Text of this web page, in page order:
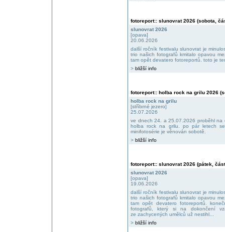
fotoreport:: slunovrat 2026 (sobota,
slunovrat 2026
[opava]
20.06.2026
další ročník festivalu slunovrat je
trio našich fotografů kmitalo opavou
tam opět devatero fotoreportů. toto je
> bližší info
fotoreport:: holba rock na grilu 2026
holba rock na grilu
[stříbrné jezero]
25.07.2026
ve dnech 24. a 25.07.2026 proběhl na
holba rock na grilu. po pár letech
minifotosérie je věnován sobotě.
> bližší info
fotoreport:: slunovrat 2026 (pátek,
slunovrat 2026
[opava]
19.06.2026
další ročník festivalu slunovrat je
trio našich fotografů kmitalo opavou
tam opět devatero fotoreportů.
fotografů, který si na dokončení
ze zachycených umělců už nestihl...
> bližší info